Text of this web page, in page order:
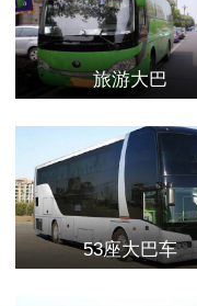
旅游大巴
53座大巴车